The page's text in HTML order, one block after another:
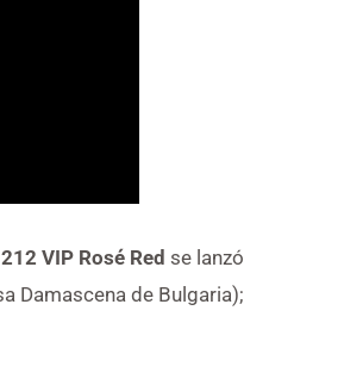
212 VIP Rosé Red se lanzó
Damascena de Bulgaria);